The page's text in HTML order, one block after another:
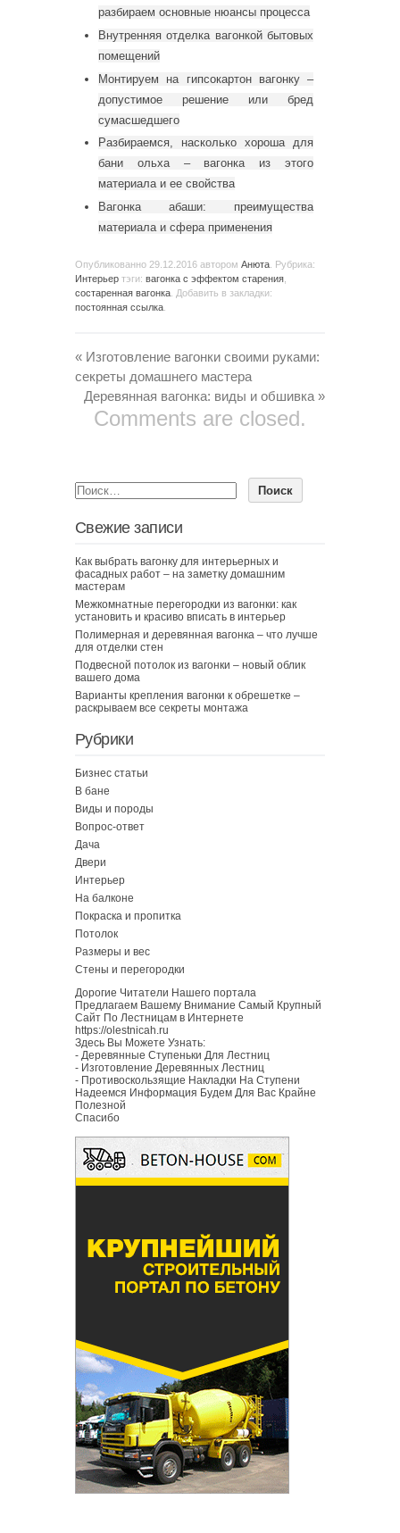
разбираем основные нюансы процесса
Внутренняя отделка вагонкой бытовых
помещений
Монтируем на гипсокартон вагонку –
допустимое решение или бред
сумасшедшего
Разбираемся, насколько хороша для
бани ольха – вагонка из этого
материала и ее свойства
Вагонка абаши: преимущества
материала и сфера применения
Опубликованно 29.12.2016 автором Анюта . Рубрика:
Интерьер тэги: вагонка с эффектом старения
состаренная вагонка . Добавить в закладки:
постоянная ссылка
« Изготовление вагонки своими руками:
секреты домашнего мастера
Деревянная вагонка: виды и обшивка »
Comments are closed.
Свежие записи
Как выбрать вагонку для интерьерных и
фасадных работ – на заметку домашним
мастерам
Межкомнатные перегородки из вагонки: как
установить и красиво вписать в интерьер
Полимерная и деревянная вагонка – что лучше
для отделки стен
Подвесной потолок из вагонки – новый облик
вашего дома
Варианты крепления вагонки к обрешетке –
раскрываем все секреты монтажа
Рубрики
Бизнес статьи
В бане
Виды и породы
Вопрос-ответ
Дача
Двери
Интерьер
На балконе
Покраска и пропитка
Потолок
Размеры и вес
Стены и перегородки
Дорогие Читатели Нашего портала
Предлагаем Вашему Внимание Самый Крупный
Сайт По Лестницам в Интернете
https://olestnicah.ru
Здесь Вы Можете Узнать:
- Деревянные Ступеньки Для Лестниц
- Изготовление Деревянных Лестниц
- Противоскользящие Накладки На Ступени
Надеемся Информация Будем Для Вас Крайне
Полезной
Спасибо